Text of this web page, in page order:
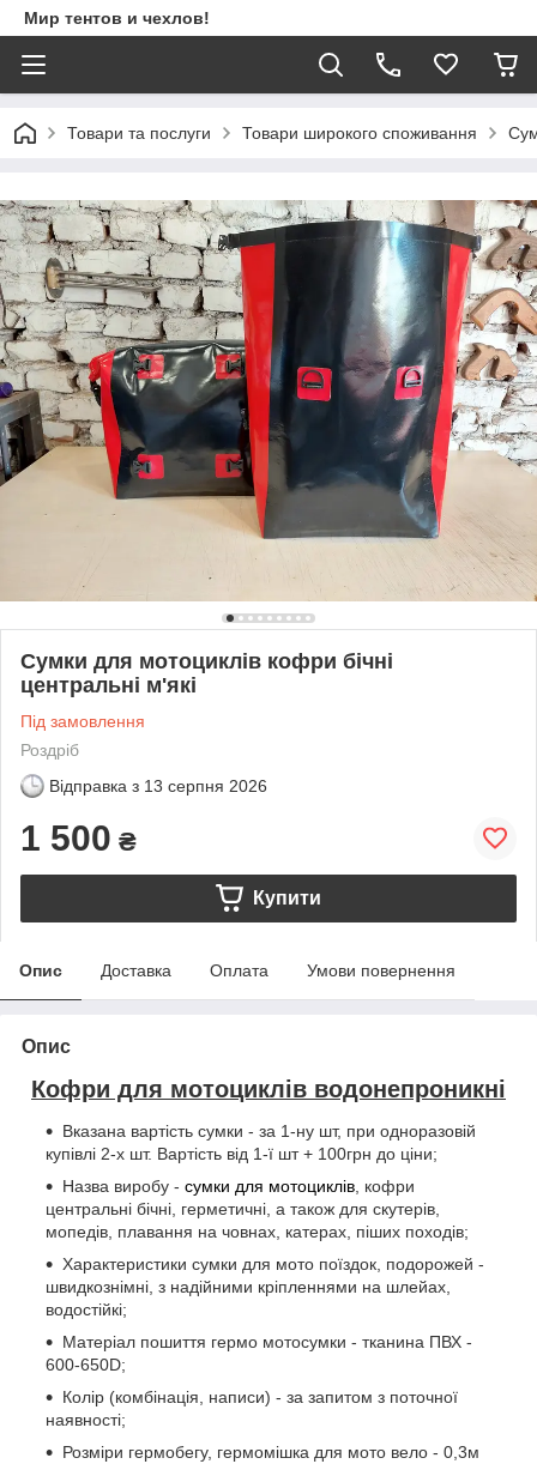
Мир тентов и чехлов!
Товари та послуги Товари широкого споживання
Сумки для мотоциклів кофри бічні
центральні м'які
Під замовлення
Роздріб
Відправка з 13 серпня 2026
1 500 ₴
Купити
Опис Доставка Оплата Умови повернення
Опис
Кофри для мотоциклів водонепроникні
Вказана вартість сумки - за 1-ну шт, при одноразовій
купівлі 2-х шт. Вартість від 1-ї шт + 100грн до ціни;
Назва виробу - сумки для мотоциклів, кофри
центральні бічні, герметичні, а також для скутерів,
мопедів, плавання на човнах, катерах, піших походів;
Характеристики сумки для мото поїздок, подорожей -
швидкознімні, з надійними кріпленнями на шлейах,
водостійкі;
Матеріал пошиття гермо мотосумки - тканина ПВХ -
600-650D;
Колір (комбінація, написи) - за запитом з поточної
наявності;
Розміри гермобегу, гермомішка для мото вело - 0,3м